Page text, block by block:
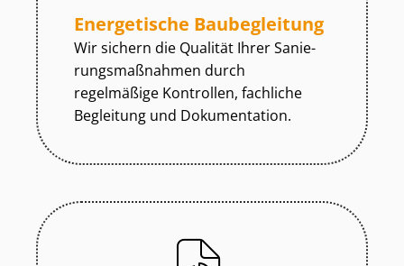
Energetische Baubegleitung
Wir sichern die Qualität Ihrer Sa­nie­
rungs­maß­nah­men durch
regelmäßige Kontrollen, fachliche
Begleitung und Dokumentation.